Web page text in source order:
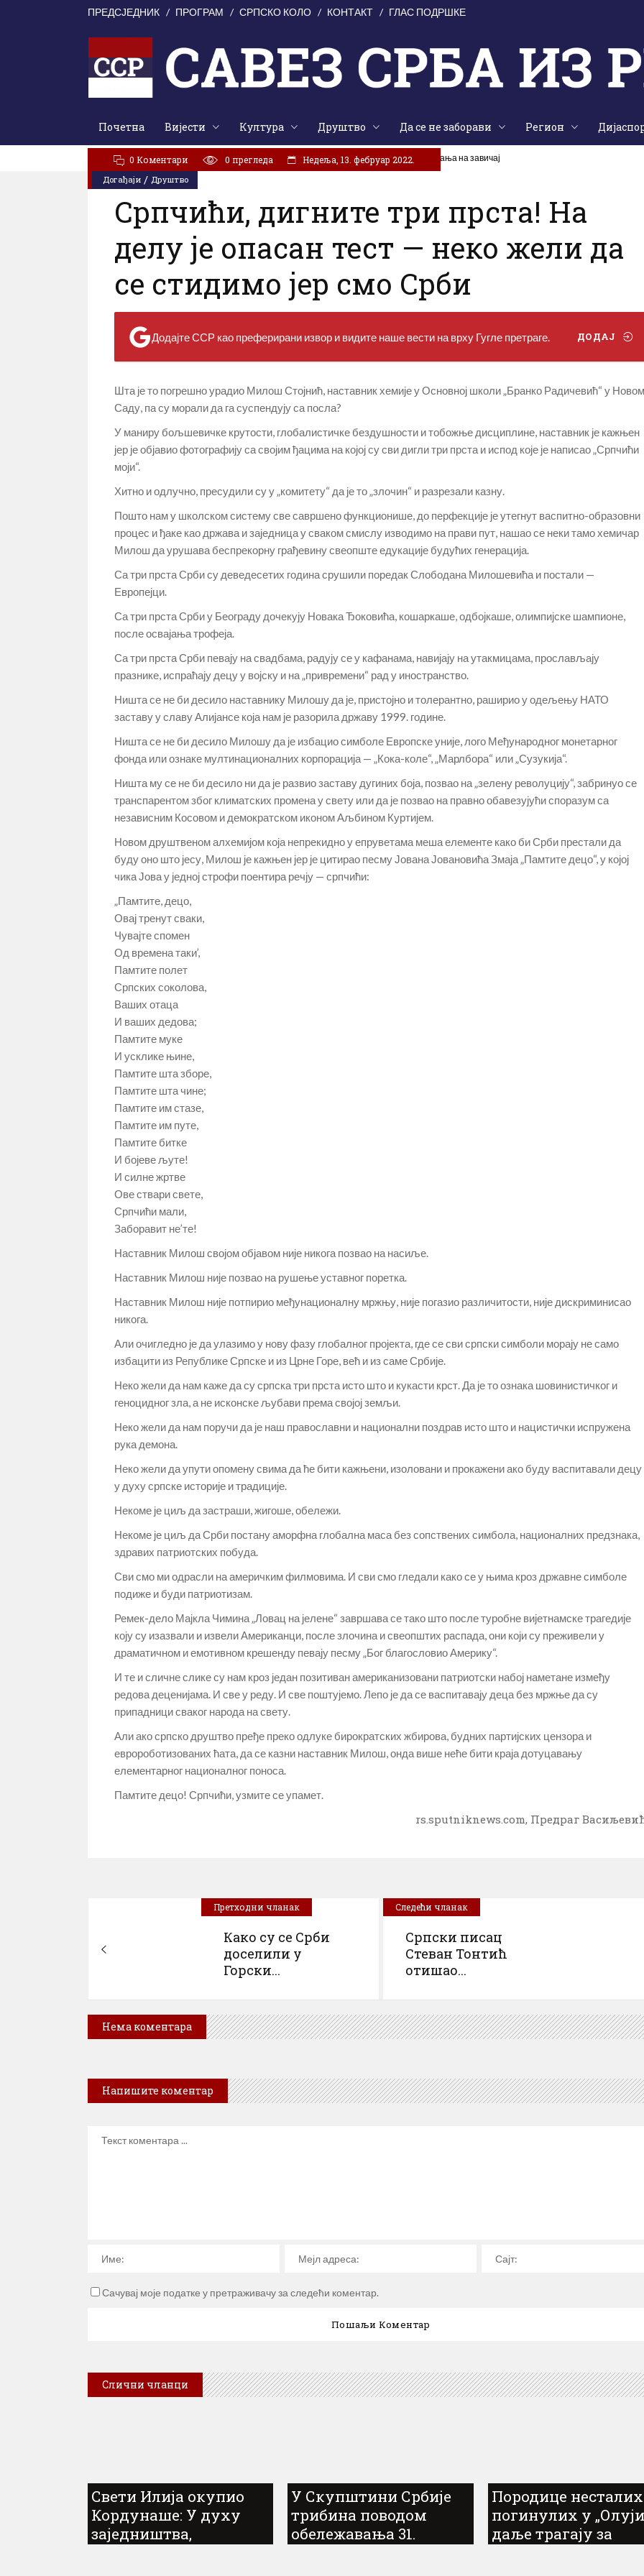
ПРЕДСЈЕДНИК ПРОГРАМ СРПСКО КОЛО КОНТАКТ ГЛАС ПОДРШКЕ
Почетна Вијести Култура Друштво Да се не заборави Регион
АКТУЕЛНО:
Свети Илија окупио Кордунаше: У духу заједништва, традиције и сјећања на завичај
Догађаји / Друштво
0 Коментари 0 прегледа Недеља, 13. фебруар 2022.
Српчићи, дигните три прста! На
делу је опасан тест — неко жели да
се стидимо јер смо Срби
Додајте ССР као преферирани извор и видите наше вести на врху Гугле претраге. ДОДАЈ
Шта је то погрешно урадио Милош Стојнић, наставник хемије у Основној школи „Бранко Радичевић“ у Новом
Саду, па су морали да га суспендују са посла?
У маниру бољшевичке крутости, глобалистичке бездушности и тобожње дисциплине, наставник је кажњен
јер је објавио фотографију са својим ђацима на којој су сви дигли три прста и испод које је написао „Српчићи
моји“.
Хитно и одлучно, пресудили су у „комитету“ да је то „злочин“ и разрезали казну.
Пошто нам у школском систему све савршено функционише, до перфекције је утегнут васпитно-образовни
процес и ђаке као држава и заједница у сваком смислу изводимо на прави пут, нашао се неки тамо хемичар
Милош да урушава беспрекорну грађевину свеопште едукације будућих генерација.
Са три прста Срби су деведесетих година срушили поредак Слободана Милошевића и постали —
Европејци.
Са три прста Срби у Београду дочекују Новака Ђоковића, кошаркаше, одбојкаше, олимпијске шампионе,
после освајања трофеја.
Са три прста Срби певају на свадбама, радују се у кафанама, навијају на утакмицама, прослављају
празнике, испраћају децу у војску и на „привремени“ рад у иностранство.
Ништа се не би десило наставнику Милошу да је, пристојно и толерантно, раширио у одељењу НАТО
заставу у славу Алијансе која нам је разорила државу 1999. године.
Ништа се не би десило Милошу да је избацио симболе Европске уније, лого Међународног монетарног
фонда или ознаке мултинационалних корпорација — „Кока-коле“, „Марлбора“ или „Сузукија“.
Ништа му се не би десило ни да је развио заставу дугиних боја, позвао на „зелену револуцију“, забринуо се
транспарентом због климатских промена у свету или да је позвао на правно обавезујући споразум са
независним Косовом и демократском иконом Аљбином Куртијем.
Новом друштвеном алхемијом која непрекидно у епруветама меша елементе како би Срби престали да
буду оно што јесу, Милош је кажњен јер је цитирао песму Јована Јовановића Змаја „Памтите децо“, у којој
чика Јова у једној строфи поентира речју — српчићи:
„Памтите, децо,
Овај тренут сваки,
Чувајте спомен
Од времена таки’,
Памтите полет
Српских соколова,
Ваших отаца
И ваших дедова;
Памтите муке
И усклике њине,
Памтите шта зборе,
Памтите шта чине;
Памтите им стазе,
Памтите им путе,
Памтите битке
И бојеве љуте!
И силне жртве
Ове ствари свете,
Српчићи мали,
Заборавит не’те!
Наставник Милош својом објавом није никога позвао на насиље.
Наставник Милош није позвао на рушење уставног поретка.
Наставник Милош није потпирио међунационалну мржњу, није погазио различитости, није дискриминисао
никога.
Али очигледно је да улазимо у нову фазу глобалног пројекта, где се сви српски симболи морају не само
избацити из Републике Српске и из Црне Горе, већ и из саме Србије.
Неко жели да нам каже да су српска три прста исто што и кукасти крст. Да је то ознака шовинистичког и
геноцидног зла, а не исконске љубави према својој земљи.
Неко жели да нам поручи да је наш православни и национални поздрав исто што и нацистички испружена
рука демона.
Неко жели да упути опомену свима да ће бити кажњени, изоловани и прокажени ако буду васпитавали децу
у духу српске историје и традиције.
Некоме је циљ да застраши, жигоше, обележи.
Некоме је циљ да Срби постану аморфна глобална маса без сопствених симбола, националних предзнака,
здравих патриотских побуда.
Сви смо ми одрасли на америчким филмовима. И сви смо гледали како се у њима кроз државне симболе
подиже и буди патриотизам.
Ремек-дело Мајкла Чимина „Ловац на јелене“ завршава се тако што после туробне вијетнамске трагедије
коју су изазвали и извели Американци, после злочина и свеопштих распада, они који су преживели у
драматичном и емотивном крешенду певају песму „Бог благословио Америку“.
И те и сличне слике су нам кроз један позитиван американизовани патриотски набој наметане између
редова деценијама. И све у реду. И све поштујемо. Лепо је да се васпитавају деца без мржње да су
припадници сваког народа на свету.
Али ако српско друштво пређе преко одлуке бирократских жбирова, будних партијских цензора и
евророботизованих ћата, да се казни наставник Милош, онда више неће бити краја дотуцавању
елементарног националног поноса.
Памтите децо! Српчићи, узмите се упамет.
rs.sputniknews.com, Предраг
Претходни чланак
Како су се Срби
доселили у
Горски...
Следећи чланак
Српски писац
Стеван Тонтић
отишао...
Нема коментара
Напишите коментар
Сачувај моје податке у претраживачу за следећи коментар.
Слични чланци
Свети Илија окупио
Кордунаше: У духу
заједништва,
У Скупштини Србије
трибина поводом
обележавања 31.
Породице
погинулих у
даље трагају за